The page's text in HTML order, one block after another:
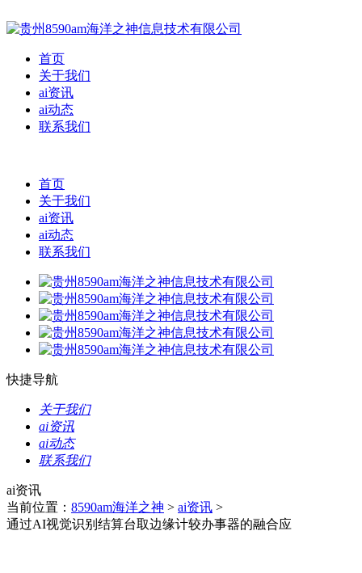
首页
关于我们
ai资讯
ai动态
联系我们
首页
关于我们
ai资讯
ai动态
联系我们
快捷导航
关于我们
ai资讯
ai动态
联系我们
ai资讯
当前位置： 8590am海洋之神 > ai资讯 >
通过AI视觉识别结算台取边缘计较办事器的融合应